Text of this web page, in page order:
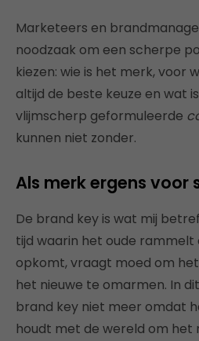
Marketeers en
noodzaak om een scherpe
kiezen: wie is het merk, voor
altijd de beste keuze en wat
vlijmscherp geformuleerde
kunnen niet zonder.
Als merk ergens voor
De brand key is wat mij
tijd waarin het oude rammelt
opkomt, vraagt moed om
het nieuwe te omarmen. In
brand key niet meer omdat
houdt met de wereld om het